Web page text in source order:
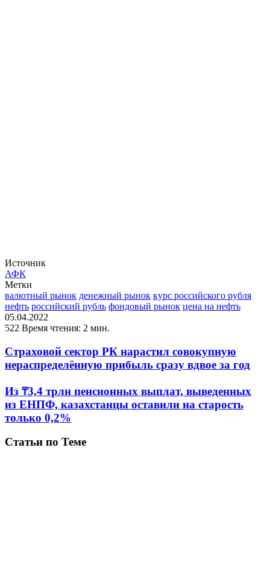
Источник
АФК
Метки
валютный рынок денежный рынок курс российского рубля
нефть российский рубль фондовый рынок цена на нефть
05.04.2022
522 Время чтения: 2 мин.
Страховой сектор РК нарастил совокупную
нераспределённую прибыль сразу вдвое за год
Из ₸3,4 трлн пенсионных выплат, выведенных
из ЕНПФ, казахстанцы оставили на старость
только 0,2%
Статьи по Теме